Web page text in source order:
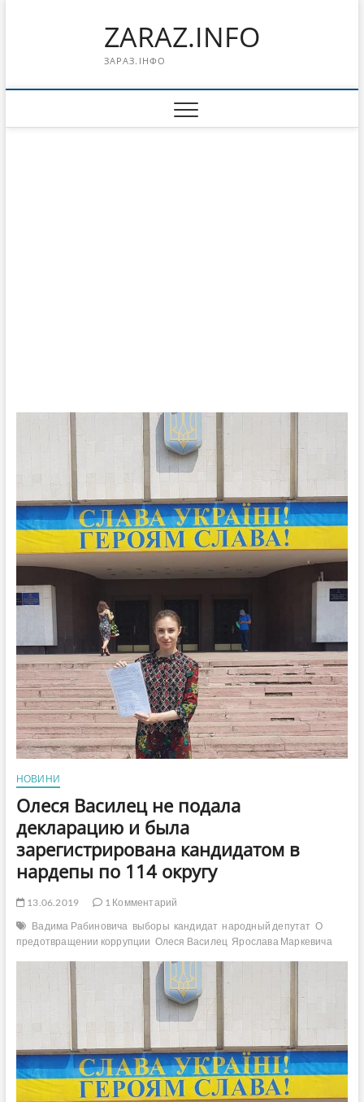
ZARAZ.INFO
ЗАРАЗ.ІНФО
НОВИНИ
Олеся Василец не подала
декларацию и была
зарегистрирована кандидатом в
нардепы по 114 округу
13.06.2019
1 Комментарий
Вадима Рабиновича выборы кандидат народный депутат О
предотвращении коррупции Олеся Василец Ярослава Маркевича